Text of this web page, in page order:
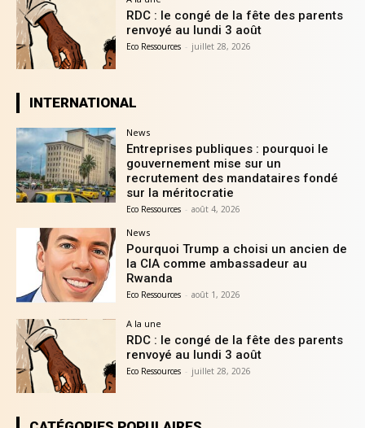
RDC : le congé de la fête des parents
renvoyé au lundi 3 août
Eco Ressources - juillet 28, 2026
INTERNATIONAL
News
Entreprises publiques : pourquoi le
gouvernement mise sur un
recrutement des mandataires fondé
sur la méritocratie
Eco Ressources - août 4, 2026
News
Pourquoi Trump a choisi un ancien de
la CIA comme ambassadeur au
Rwanda
Eco Ressources - août 1, 2026
A la une
RDC : le congé de la fête des parents
renvoyé au lundi 3 août
Eco Ressources - juillet 28, 2026